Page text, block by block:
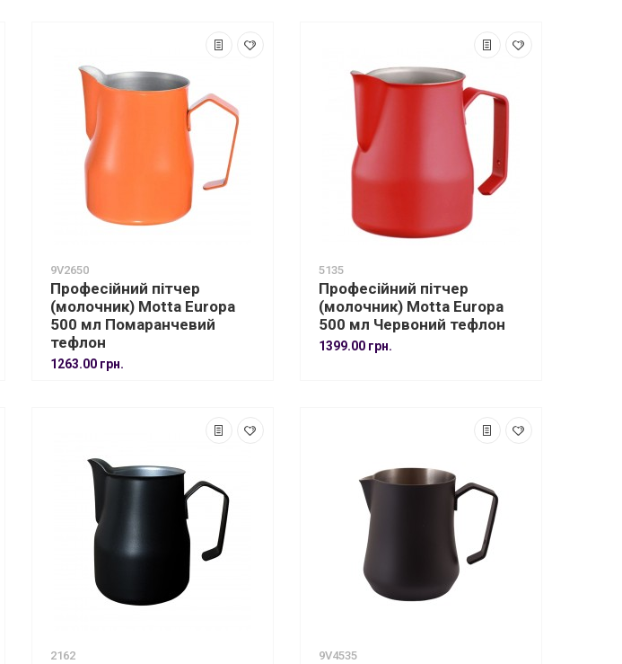
9V2650
Професійний пітчер
(молочник) Motta Europa
500 мл Помаранчевий
тефлон
1263.00 грн.
5135
Професійний пітчер
(молочник) Motta Europa
500 мл Червоний тефлон
1399.00 грн.
2162 9V4535